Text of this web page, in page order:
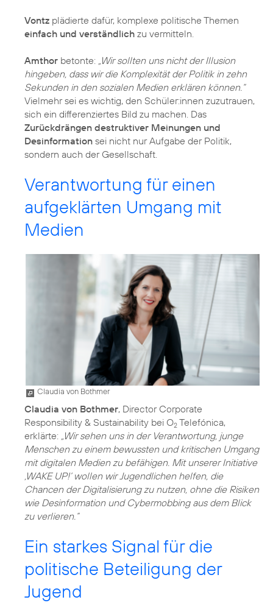
Vontz plädierte dafür, komplexe politische Themen
einfach und verständlich zu vermitteln.
Amthor betonte: „Wir sollten uns nicht der Illusion
hingeben, dass wir die Komplexität der Politik in zehn
Sekunden in den sozialen Medien erklären können.“
Vielmehr sei es wichtig, den Schüler:innen zuzutrauen,
sich ein differenziertes Bild zu machen. Das
Zurückdrängen destruktiver Meinungen und
Desinformation sei nicht nur Aufgabe der Politik,
sondern auch der Gesellschaft.
Verantwortung für einen
aufgeklärten Umgang mit
Medien
Claudia von Bothmer
Claudia von Bothmer, Director Corporate
Responsibility & Sustainability bei O2 Telefónica,
erklärte: „Wir sehen uns in der Verantwortung, junge
Menschen zu einem bewussten und kritischen Umgang
mit digitalen Medien zu befähigen. Mit unserer Initiative
‚WAKE UP!‘ wollen wir Jugendlichen helfen, die
Chancen der Digitalisierung zu nutzen, ohne die Risiken
wie Desinformation und Cybermobbing aus dem Blick
zu verlieren.“
Ein starkes Signal für die
politische Beteiligung der
Jugend